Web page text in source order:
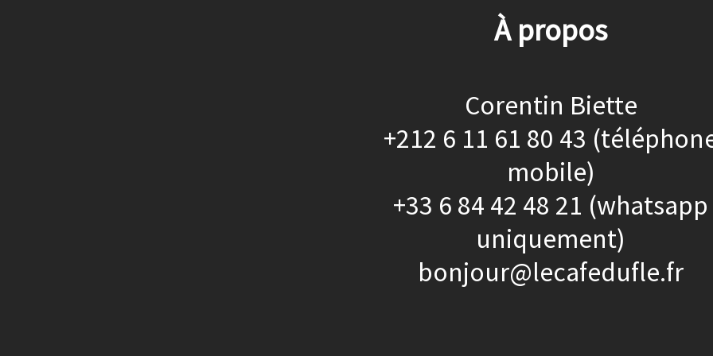
À propos
Corentin Biette
+212 6 11 61 80 43
mobile)
+33 6 84 42 48 21 (whatsapp
uniquement)
bonjour@lecafedufle.fr